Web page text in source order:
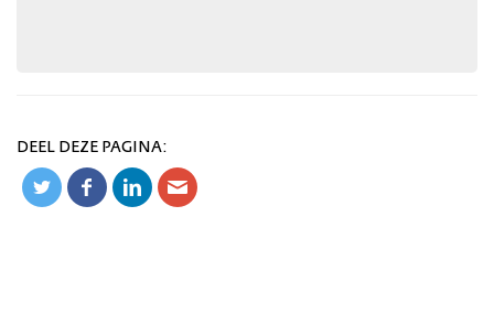
DEEL DEZE PAGINA: